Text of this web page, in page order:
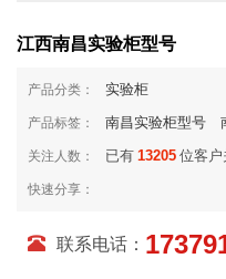
江西南昌实验柜型号
产品分类： 实验柜
产品标签： 南昌实验柜型号
关注人数： 已有 13205 位客户
快速分享：
联系电话：